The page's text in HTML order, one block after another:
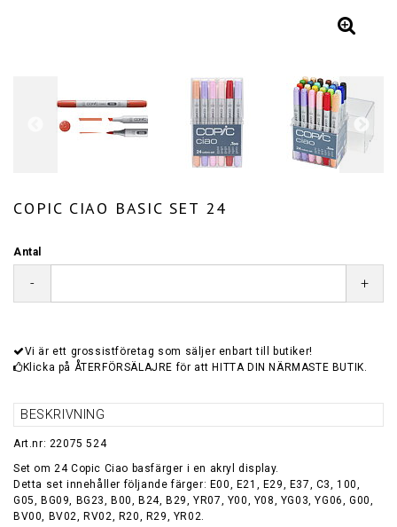
COPIC CIAO BASIC SET 24
Antal
- +
Vi är ett grossistföretag som säljer enbart till butiker!
Klicka på ÅTERFÖRSÄLAJRE för att HITTA DIN NÄRMASTE BUTIK.
BESKRIVNING
Art.nr: 22075 524
Set om 24 Copic Ciao basfärger i en akryl display.
Detta set innehåller följande färger: E00, E21, E29, E37, C3, 100,
G05, BG09, BG23, B00, B24, B29, YR07, Y00, Y08, YG03, YG06, G00,
BV00, BV02, RV02, R20, R29, YR02.